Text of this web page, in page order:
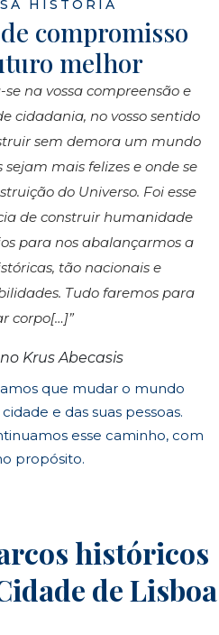
HISTÓRIA
compromisso
melhor
na vossa compreensão e
cidadania, no vosso sentido
sem demora um mundo
mais felizes e onde se
do Universo. Foi esse
de construir humanidade
para nos abalançarmos a
tão nacionais e
Tudo faremos para
corpo[…]”
Krus Abecasis
que mudar o mundo
e das suas pessoas.
esse caminho, com
propósito.
históricos
de Lisboa